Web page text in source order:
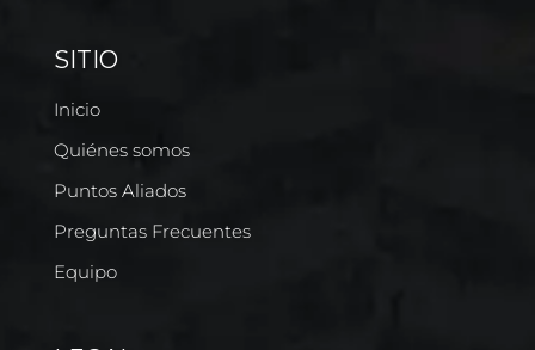
SITIO
Inicio
Quiénes somos
Puntos Aliados
Preguntas Frecuentes
Equipo